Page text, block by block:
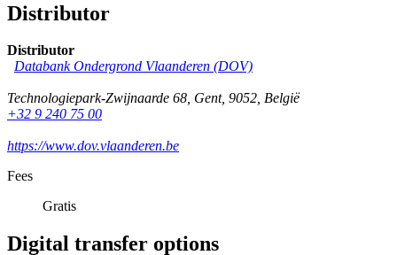
Distributor
Distributor
Databank Ondergrond Vlaanderen (DOV)
Technologiepark-Zwijnaarde 68, Gent, 9052, België
+32 9 240 75 00
https://www.dov.vlaanderen.be
Fees
Gratis
Digital transfer options